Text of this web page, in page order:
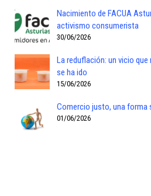
Nacimiento de FACUA
activismo consumerista
30/06/2026
La reduflación: un vicio
se ha ido
15/06/2026
Comercio justo, una forma
01/06/2026